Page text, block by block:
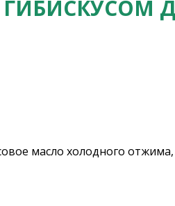
масло холодного отжима,